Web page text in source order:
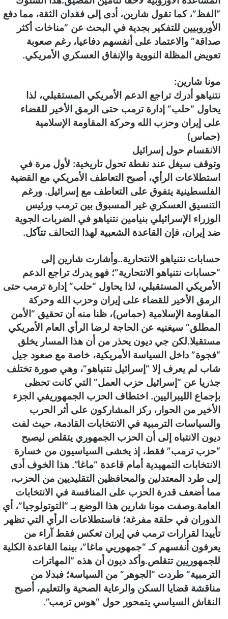
“الفظ”، كما تقول شارين، أدى إلى فقدان الثقة، مما دفع
الأوروبيين للتفكير بجدية في البحث عن “مناخات أكثر
صداقة” والاعتماد على أنفسهم دفاعيا، رغم صعوبة
تعويض المظلة النووية والإنفاق العسكري الأمريكي.
مونا شارين:
نتنياهو أدرك تراجع الدعم الأمريكي المستقبلي، لذا
يحاول “حلب” إدارة ترمب حتى الرمق الأخير للقضاء
على إيران وحزب الله وحركة المقاومة الإسلامية
(حماس)
الانقسام حول إسرائيل
وتوقف سيغل عند نقطة تحول تاريخية: لأول مرة في
استطلاعات الرأي، أصبح التعاطف الأمريكي مع القضية
الفلسطينية يتفوق على التعاطف مع إسرائيل. ورغم
التنسيق العسكري غير المسبوق بين ترمب ورئيس
الوزراء الإسرائيلي بنيامين نتنياهو في الضربات الجوية
ضد إيران، فإن القاعدة الشعبية لهذا التحالف تتآكل.
حسابات نتنياهو الانتحارية..وأشارت شارين إلى
“حسابات نتنياهو الانتحارية”؛ فهو يدرك تراجع الدعم
الأمريكي المستقبلي، لذا يحاول “حلب” إدارة ترمب حتى
الرمق الأخير للقضاء على إيران وحزب الله وحركة
المقاومة الإسلامية (حماس)، ظنا منه أن تحقيق “الأمن
المطلق” سيغنيه عن الحاجة لرضا الرأي العام الأمريكي
مستقبلا.لكن جي ديون يحذر من أن هذا المسار يخلق
“فجوة” داخل السياسة الأمريكية، خاصة مع صعود جيل
شاب لم يعرف إلا “إسرائيل نتنياهو”، وهي صورة تختلف
جذريا عن “إسرائيل حزب العمل” التي كانت تحظى
بإجماع الليبراليين. اختطاف الحزب الجمهوريفي الجزء
الأخير من الحوار، ركز المشاركون على أثر الحرب
والسياسات الترمبية في الانتخابات القادمة، حيث لفت
ديون الانتباه إلى أن الحزب الجمهوري يتقلص ليصبح
“حزب ترمب” فقط، إذ يخشى السياسيون من خسارة
الانتخابات التمهيدية أمام قاعدة “ماغا”. هذا الخوف أدى
إلى طرد المعتدلين والمحافظين التقليديين من الحزب،
مما أضعف قدرة الحزب على المنافسة في الانتخابات
العامة.وصفت مونا شارين هذا الوضع بـ “التوتولوجيا”، أي
الدوران في حلقة مفرغة؛ فاستطلاعات الرأي التي تظهر
تأييدا لقرارات ترمب في إيران تعكس فقط آراء من
يعرفون أنفسهم كـ “جمهوريي ماغا”، بينما القاعدة الكلية
للجمهوريين تتقلص.وأكد ديون أن هذه “المهاترات
الترمبية” طردت “الجوهر” من السياسة؛ فبدلا من
مناقشة قضايا السكن والرعاية الصحية والتعليم، أصبح
النقاش السياسي يتمحور حول “هوس ترمب”.